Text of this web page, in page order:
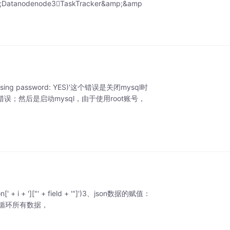
password: YES)'这个错误是关闭mysql时
；然后是启动mysql，由于使用root账号，
+ i + ']["' + field + '"]')3、json数据的赋值：
所有数据，